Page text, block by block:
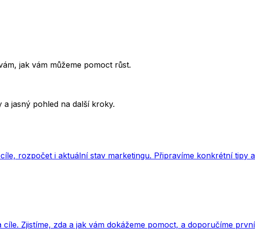
jak vám můžeme pomoct růst.
a jasný pohled na další kroky.
rozpočet i aktuální stav marketingu. Připravíme konkrétní tipy
Zjistíme, zda a jak vám dokážeme pomoct, a doporučíme